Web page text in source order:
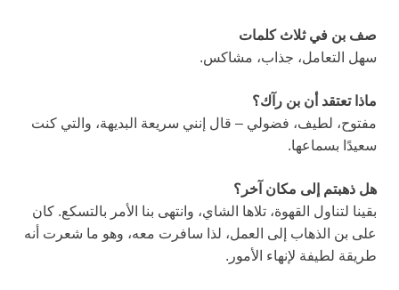
صف بن في ثلاث كلمات
سهل التعامل، جذاب، مشاكس.
ماذا تعتقد أن بن رآك؟
مفتوح، لطيف، فضولي – قال إنني سريعة البديهة، والتي كنت
سعيدًا بسماعها.
هل ذهبتم إلى مكان آخر؟
بقينا لتناول القهوة، تلاها الشاي، وانتهى بنا الأمر بالتسكع. كان
على بن الذهاب إلى العمل، لذا سافرت معه، وهو ما شعرت أنه
طريقة لطيفة لإنهاء الأمور.